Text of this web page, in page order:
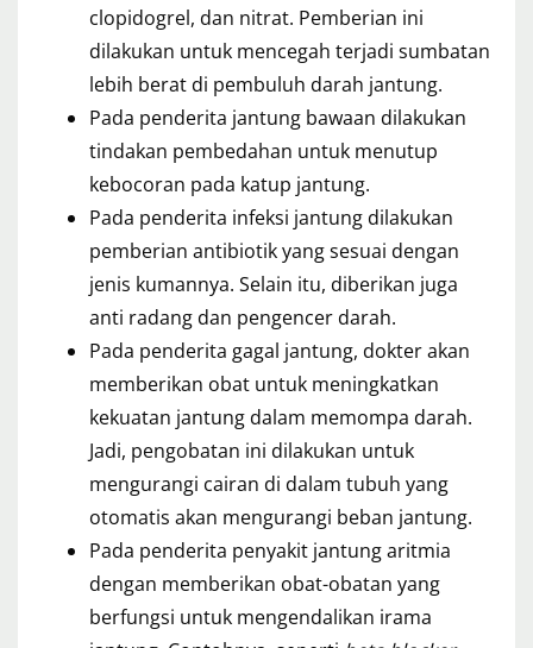
clopidogrel, dan nitrat. Pemberian ini
dilakukan untuk mencegah terjadi sumbatan
lebih berat di pembuluh darah jantung.
Pada penderita jantung bawaan dilakukan
tindakan pembedahan untuk menutup
kebocoran pada katup jantung.
Pada penderita infeksi jantung dilakukan
pemberian antibiotik yang sesuai dengan
jenis kumannya. Selain itu, diberikan juga
anti radang dan pengencer darah.
Pada penderita gagal jantung, dokter akan
memberikan obat untuk meningkatkan
kekuatan jantung dalam memompa darah.
Jadi, pengobatan ini dilakukan untuk
mengurangi cairan di dalam tubuh yang
otomatis akan mengurangi beban jantung.
Pada penderita penyakit jantung aritmia
dengan memberikan obat-obatan yang
berfungsi untuk mengendalikan irama